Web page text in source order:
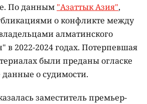
По данным "Азаттык Азия",
о конфликте между
алматинского
в 2022-2024 годах. Потерпевшая
были преданы огласке
о судимости.
заместитель премьер-